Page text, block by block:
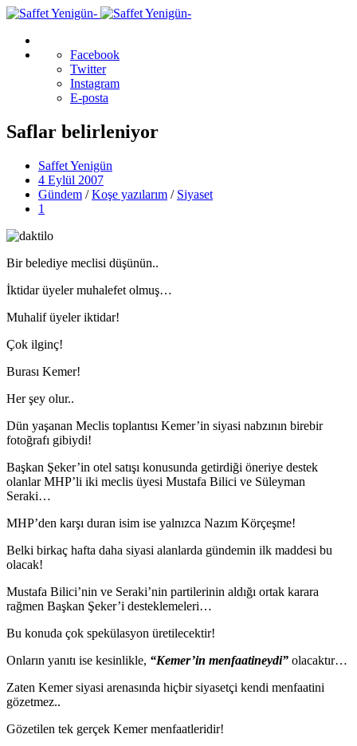
Facebook
Twitter
Instagram
E-posta
Saflar belirleniyor
Saffet Yenigün
4 Eylül 2007
Gündem /Koşe yazılarım / Siyaset
1
Bir belediye meclisi düşünün..
İktidar üyeler muhalefet olmuş…
Muhalif üyeler iktidar!
Çok ilginç!
Burası Kemer!
Her şey olur..
Dün yaşanan Meclis toplantısı Kemer’in siyasi nabzının birebir
fotoğrafı gibiydi!
Başkan Şeker’in otel satışı konusunda getirdiği öneriye destek
olanlar MHP’li iki meclis üyesi Mustafa Bilici ve Süleyman
Seraki…
MHP’den karşı duran isim ise yalnızca Nazım Körçeşme!
Belki birkaç hafta daha siyasi alanlarda gündemin ilk maddesi bu
olacak!
Mustafa Bilici’nin ve Seraki’nin partilerinin aldığı ortak karara
rağmen Başkan Şeker’i desteklemeleri…
Bu konuda çok spekülasyon üretilecektir!
Onların yanıtı ise kesinlikle, “Kemer’in menfaatineydi” olacaktır…
Zaten Kemer siyasi arenasında hiçbir siyasetçi kendi menfaatini
gözetmez..
Gözetilen tek gerçek Kemer menfaatleridir!